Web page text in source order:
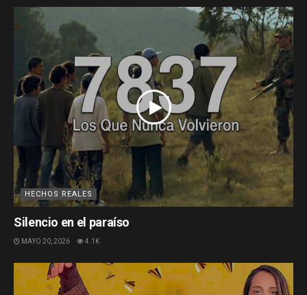
HECHOS REALES
Silencio en el paraíso
MAYO 20, 2026 4.1K